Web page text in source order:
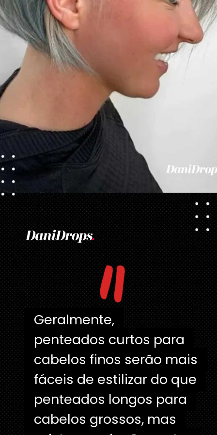
Opening
"
Geralmente,
penteados curtos para
cabelos finos serão mais
fáceis de estilizar do que
penteados longos para
cabelos grossos, mas
Geralmente,
penteados curtos para
cabelos finos serão mais
fáceis de estilizar do que
penteados longos para
cabelos grossos, mas